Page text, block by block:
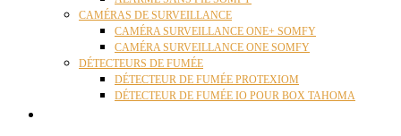
CAMÉRAS DE SURVEILLANCE
CAMÉRA SURVEILLANCE ONE+ SOMFY
CAMÉRA SURVEILLANCE ONE SOMFY
DÉTECTEURS DE FUMÉE
DÉTECTEUR DE FUMÉE PROTEXIOM
DÉTECTEUR DE FUMÉE IO POUR BOX TAHOMA